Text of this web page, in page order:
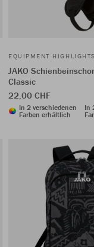
EQUIPMENT
JAKO
Classic
22,00 CHF
In 2 verschiedenen
Farben erhältlich
In